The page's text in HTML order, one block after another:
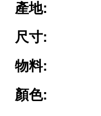
產地:
尺寸:
物料:
顏色: